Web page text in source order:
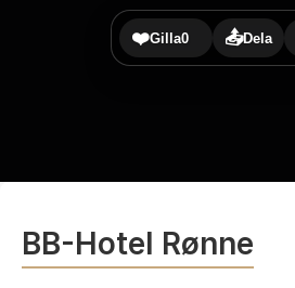
❤️Gilla0 📤Dela
BB-Hotel Rønne